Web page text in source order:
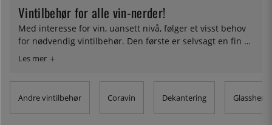
Vintilbehør for alle vin-nerder!
Med interesse for vin, uansett nivå, følger et visst behov
for nødvendig vintilbehør. Den første er selvsagt en fin og
velfungerende korketrekker og kanskje en karaffel for
kommer til vintilbehør. Kanskje du trenger å kunne
forsegle en flaske som ikke er tom, holde en flaske rosé
iskald en varm sommerdag eller sable en flaske med
bobler – du finner det du trenger hos oss!
Andre vintilbehør Coravin Dekantering